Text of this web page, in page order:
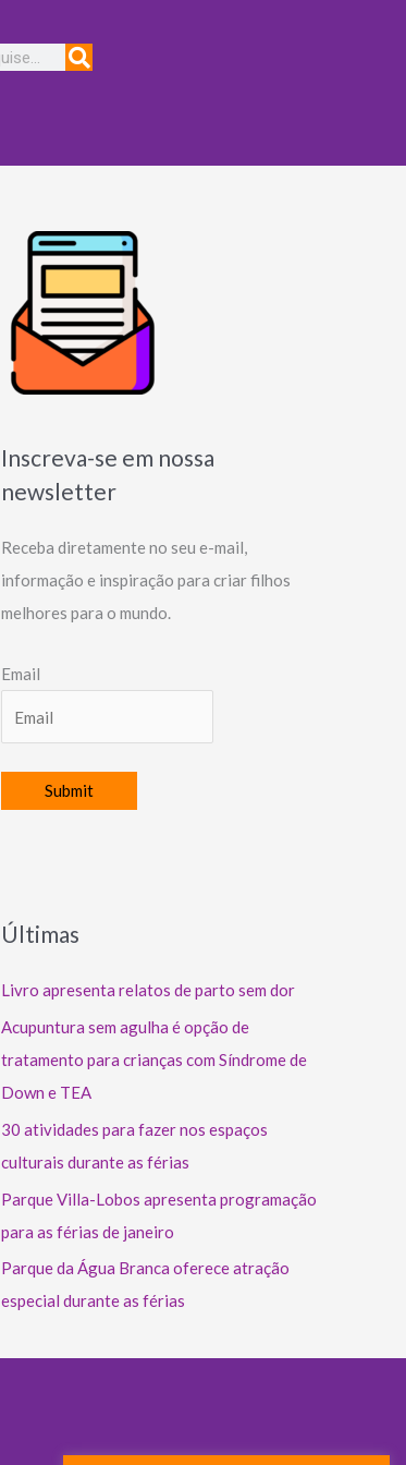
Inscreva-se em nossa
newsletter
Receba diretamente no seu e-mail,
informação e inspiração para criar filhos
melhores para o mundo.
Email
Últimas
Livro apresenta relatos de parto sem dor
Acupuntura sem agulha é opção de
tratamento para crianças com Síndrome de
Down e TEA
30 atividades para fazer nos espaços
culturais durante as férias
Parque Villa-Lobos apresenta programação
para as férias de janeiro
Parque da Água Branca oferece atração
especial durante as férias